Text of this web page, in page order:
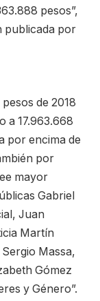
pesos”,
publicada por
de 2018
a 17.963.668
por encima de
por
mayor
Gabriel
Juan
Martín
Massa,
Gómez
y Género”.